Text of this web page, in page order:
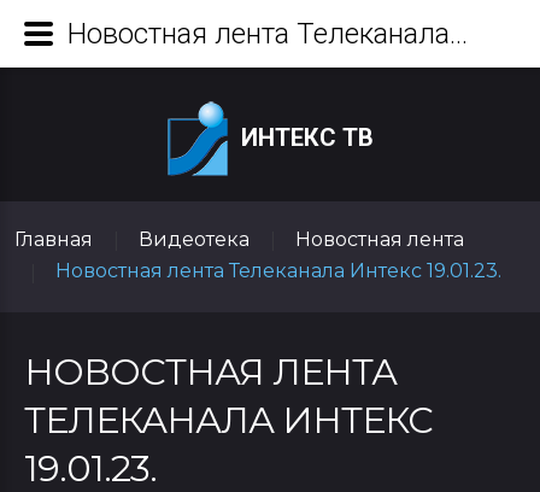
ИНТЕКС ТВ
Главная Видеотека
Новостная лента
Новостная лента Телеканала Интекс 19.01.23.
НОВОСТНАЯ ЛЕНТА
ТЕЛЕКАНАЛА ИНТЕКС
19.01.23.
Новостная лента Телеканала Интекс 19.01.23.